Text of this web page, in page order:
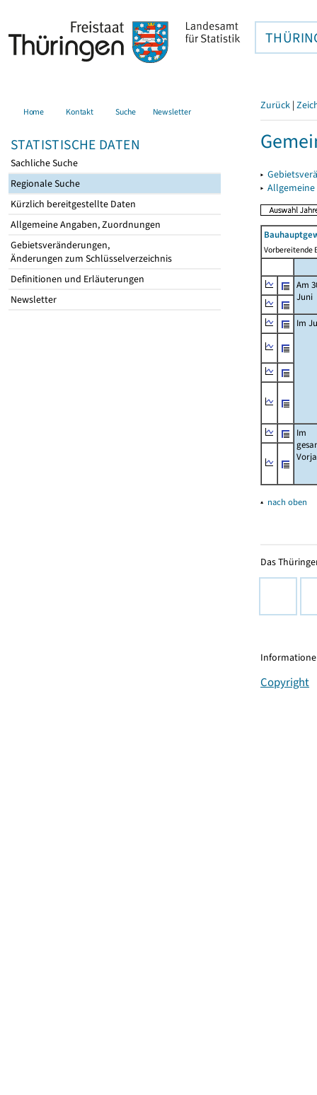
Home Kontakt Suche Newsletter
STATISTISCHE DATEN
Sachliche Suche
Regionale Suche
Kürzlich bereitgestellte Daten
Allgemeine Angaben, Zuordnungen
Gebietsveränderungen,
Änderungen zum Schlüsselverzeichnis
Definitionen und Erläuterungen
Newsletter
Zurück |
▸
▸
Vorbereitende
Am
Juni
Im
Im
▴ nach oben
Das
Copyright